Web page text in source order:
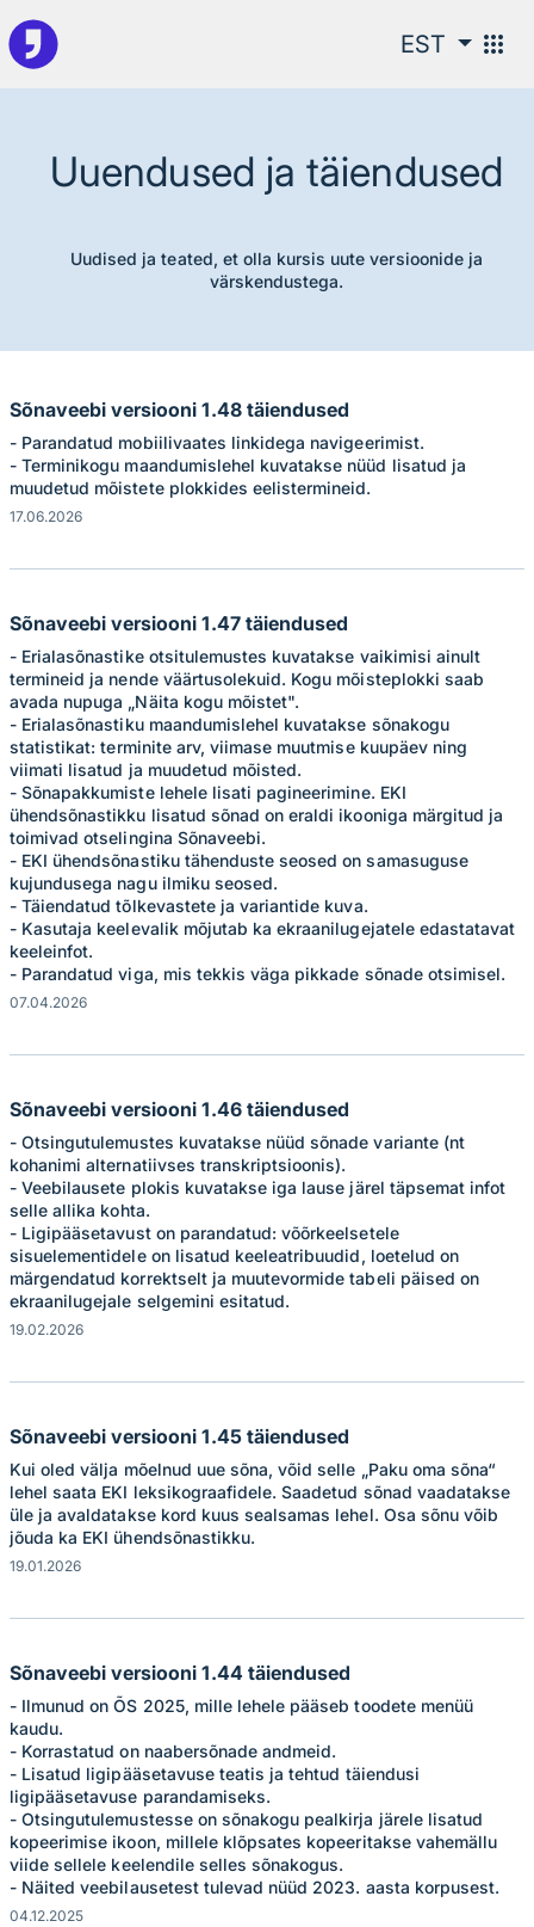
Külgriba juurde
Põhisisu juurde
EST apps
Uuendused ja täiendused
Uudised ja teated, et olla kursis uute versioonide ja
värskendustega.
Sõnaveebi versiooni 1.48 täiendused
- Parandatud mobiilivaates linkidega navigeerimist.
- Terminikogu maandumislehel kuvatakse nüüd lisatud ja
muudetud mõistete plokkides eelistermineid.
17.06.2026
Sõnaveebi versiooni 1.47 täiendused
- Erialasõnastike otsitulemustes kuvatakse vaikimisi ainult
termineid ja nende väärtusolekuid. Kogu mõisteplokki saab
avada nupuga „Näita kogu mõistet".
- Erialasõnastiku maandumislehel kuvatakse sõnakogu
statistikat: terminite arv, viimase muutmise kuupäev ning
viimati lisatud ja muudetud mõisted.
- Sõnapakkumiste lehele lisati pagineerimine. EKI
ühendsõnastikku lisatud sõnad on eraldi ikooniga märgitud ja
toimivad otselingina Sõnaveebi.
- EKI ühendsõnastiku tähenduste seosed on samasuguse
kujundusega nagu ilmiku seosed.
- Täiendatud tõlkevastete ja variantide kuva.
- Kasutaja keelevalik mõjutab ka ekraanilugejatele edastatavat
keeleinfot.
- Parandatud viga, mis tekkis väga pikkade sõnade otsimisel.
07.04.2026
Sõnaveebi versiooni 1.46 täiendused
- Otsingutulemustes kuvatakse nüüd sõnade variante (nt
kohanimi alternatiivses transkriptsioonis).
- Veebilausete plokis kuvatakse iga lause järel täpsemat infot
selle allika kohta.
- Ligipääsetavust on parandatud: võõrkeelsetele
sisuelementidele on lisatud keeleatribuudid, loetelud on
märgendatud korrektselt ja muutevormide tabeli päised on
ekraanilugejale selgemini esitatud.
19.02.2026
Sõnaveebi versiooni 1.45 täiendused
Kui oled välja mõelnud uue sõna, võid selle „Paku oma sõna“
lehel saata EKI leksikograafidele. Saadetud sõnad vaadatakse
üle ja avaldatakse kord kuus sealsamas lehel. Osa sõnu võib
jõuda ka EKI ühendsõnastikku.
19.01.2026
Sõnaveebi versiooni 1.44 täiendused
- Ilmunud on ÕS 2025, mille lehele pääseb toodete menüü
kaudu.
- Korrastatud on naabersõnade andmeid.
- Lisatud ligipääsetavuse teatis ja tehtud täiendusi
ligipääsetavuse parandamiseks.
- Otsingutulemustesse on sõnakogu pealkirja järele lisatud
kopeerimise ikoon, millele klõpsates kopeeritakse vahemällu
viide sellele keelendile selles sõnakogus.
- Näited veebilausetest tulevad nüüd 2023. aasta korpusest.
04.12.2025